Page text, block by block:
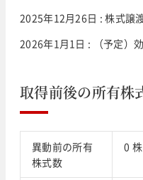
2025年12月26日 : 株式譲
2026年1月1日 : （予定）
取得前後の所有株
異動前の所有
株式数
0